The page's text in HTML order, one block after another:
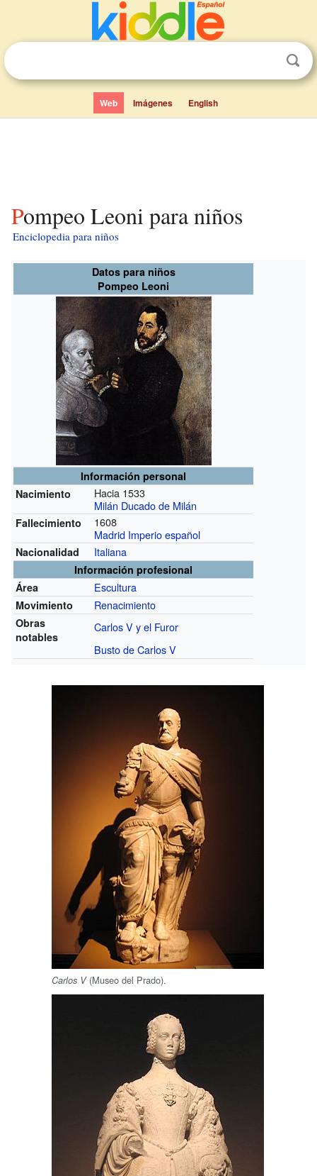
Web Imágenes English
Pompeo Leoni para niños
Enciclopedia para niños
Datos para niños
Pompeo Leoni
Información personal
Nacimiento
Hacia 1533
Milán Ducado de Milán
Fallecimiento
1608
Madrid Imperio español
Nacionalidad Italiana
Información profesional
Área
Escultura
Movimiento Renacimiento
Obras
notables
Carlos V y el Furor
Busto de Carlos V
Carlos V(Museo del Prado).